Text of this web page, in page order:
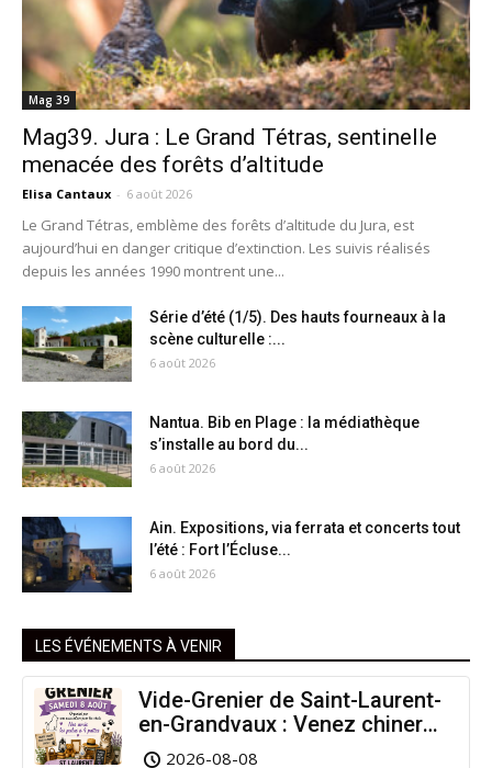
Mag 39
Mag39. Jura : Le Grand Tétras, sentinelle
menacée des forêts d’altitude
Elisa Cantaux - 6 août 2026
Le Grand Tétras, emblème des forêts d’altitude du Jura, est
aujourd’hui en danger critique d’extinction. Les suivis réalisés
depuis les années 1990 montrent une...
Série d’été (1/5). Des hauts fourneaux à la
scène culturelle :...
6 août 2026
Nantua. Bib en Plage : la médiathèque
s’installe au bord du...
6 août 2026
Ain. Expositions, via ferrata et concerts tout
l’été : Fort l’Écluse...
6 août 2026
LES ÉVÉNEMENTS À VENIR
Vide-Grenier de Saint-Laurent-
en-Grandvaux : Venez chiner
pour la bonne cause !
2026-08-08